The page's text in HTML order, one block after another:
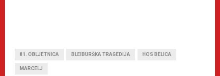
81. OBLJETNICA BLEIBURŠKA TRAGEDIJA HOS BELICA
MARCELJ